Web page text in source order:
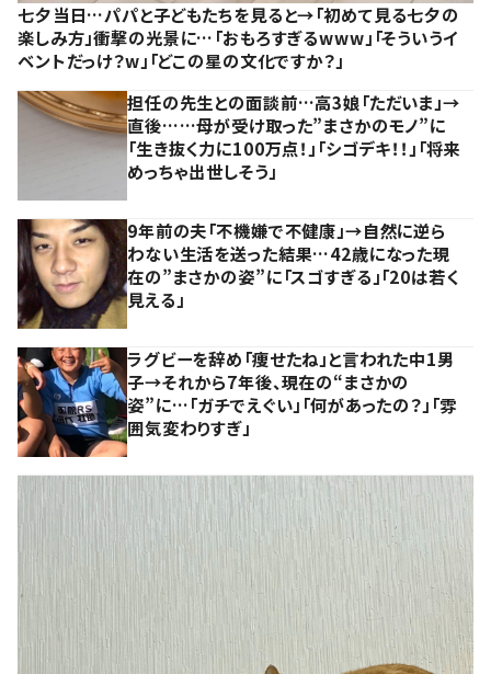
七夕当日…パパと子どもたちを見ると→「初めて見る七夕の
楽しみ方」衝撃の光景に…「おもろすぎるwww」「そういうイ
ベントだっけ？w」「どこの星の文化ですか？」
担任の先生との面談前…高3娘「ただいま」→
直後……母が受け取った”まさかのモノ”に
「生き抜く力に100万点！」「シゴデキ！！」「将来
めっちゃ出世しそう」
9年前の夫「不機嫌で不健康」→自然に逆ら
わない生活を送った結果…42歳になった現
在の”まさかの姿”に「スゴすぎる」「20は若く
見える」
ラグビーを辞め「痩せたね」と言われた中1男
子→それから7年後、現在の“まさかの
姿”に…「ガチでえぐい」「何があったの？」「雰
囲気変わりすぎ」